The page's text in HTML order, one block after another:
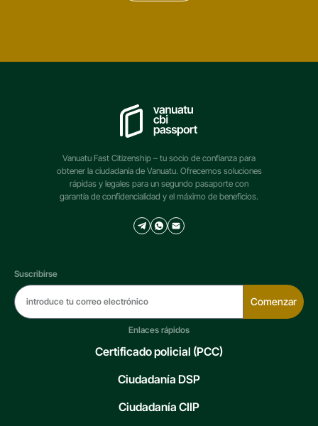
Vanuatu Fast Citizenship – tu socio de confianza para
obtener la ciudadanía de Vanuatu. Ofrecemos soluciones
rápidas y legales para un segundo pasaporte con
garantía de confidencialidad y el máximo de beneficios.
Suscribirse
Comenzar
Enlaces rápidos
Certificado policial (PCC)
Ciudadanía DSP
Ciudadanía CIIP